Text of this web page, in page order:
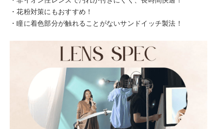
・花粉対策にもおすすめ！
・瞳に着色部分が触れることがないサンドイッチ製法！